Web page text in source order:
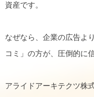
資産です。
なぜなら、企業の広告よ
コミ」の方が、圧倒的に
アライドアーキテクツ株